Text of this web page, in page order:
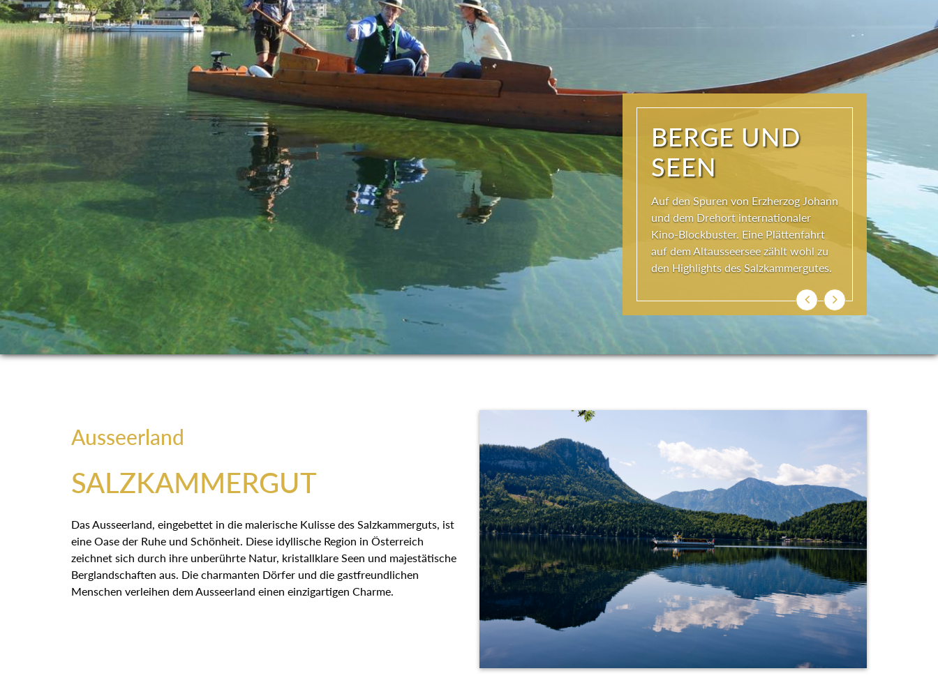
NATUR PUR
Ausseerland neue Kraft und viel
Inspiration. Das Wirkungsvermögen
kommt aus der Natur und ihren
ewigen Gestalten – den Bergen und
Seen.
ZurückWeiter
Ausseerland
SALZKAMMERGUT
Das Ausseerland, eingebettet in die malerische Kulisse des Salzkammerguts, ist
eine Oase der Ruhe und Schönheit. Diese idyllische Region in Österreich
zeichnet sich durch ihre unberührte Natur, kristallklare Seen und majestätische
Berglandschaften aus. Die charmanten Dörfer und die gastfreundlichen
Menschen verleihen dem Ausseerland einen einzigartigen Charme.